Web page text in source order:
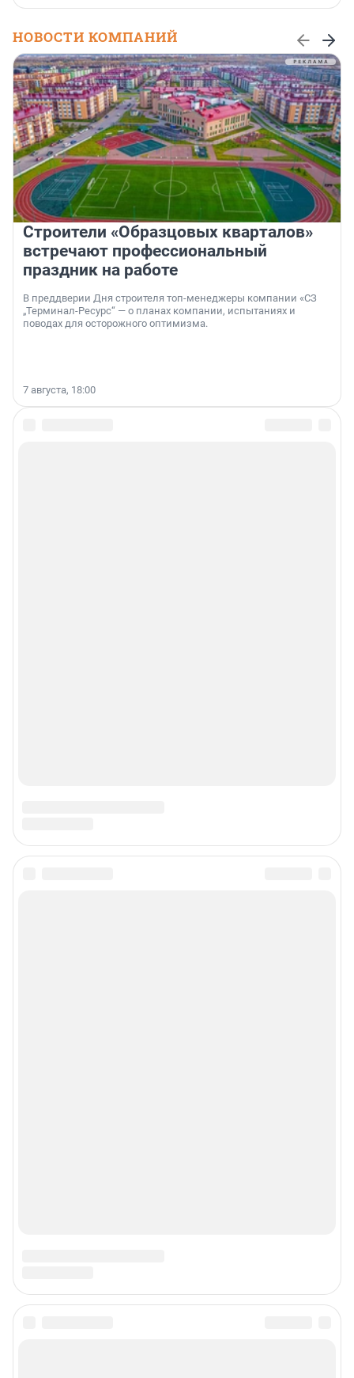
НОВОСТИ КОМПАНИЙ
Строители «Образцовых кварталов»
встречают профессиональный
праздник на работе
В преддверии Дня строителя топ-менеджеры компании «СЗ
„Терминал-Ресурс“ — о планах компании, испытаниях и
поводах для осторожного оптимизма.
7 августа, 18:00